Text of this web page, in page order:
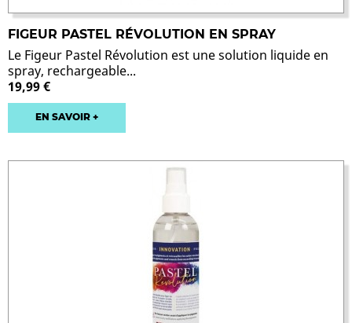
FIGEUR PASTEL RÉVOLUTION EN SPRAY
Le Figeur Pastel Révolution est une solution liquide en
spray, rechargeable...
19,99 €
EN SAVOIR +